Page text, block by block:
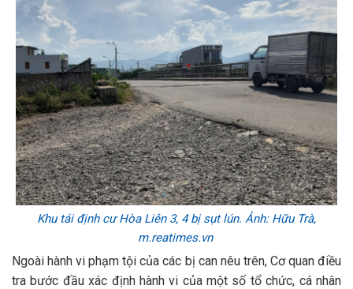
Khu tái định cư Hòa Liên 3, 4 bị sụt lún. Ảnh: Hữu Trà,
m.reatimes.vn
Ngoài hành vi phạm tội của các bị can nêu trên, Cơ quan điều
tra bước đầu xác định hành vi của một số tổ chức, cá nhân